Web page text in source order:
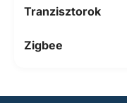
Tranzisztorok
Zigbee